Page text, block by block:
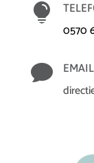

0570
 EMAIL